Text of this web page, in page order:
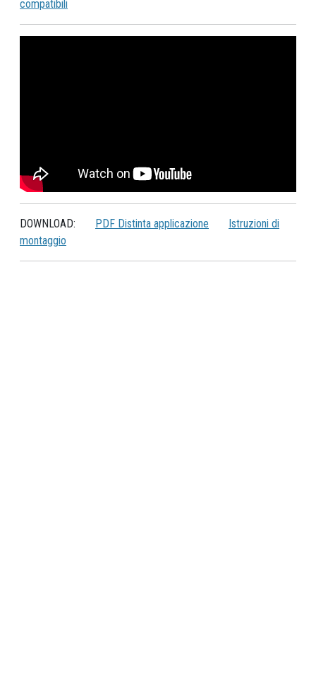
compatibili
DOWNLOAD: PDF Distinta applicazione
Istruzioni di
montaggio